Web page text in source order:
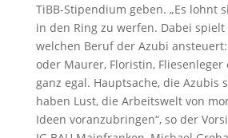
TiBB-Stipendium geben. „Es lohnt
in den Ring zu werfen. Dabei spielt
welchen Beruf der Azubi
oder Maurer, Floristin, Fliesenleger
ganz egal. Hauptsache, die Azubis
haben Lust, die Arbeitswelt von
Ideen voranzubringen“, so der